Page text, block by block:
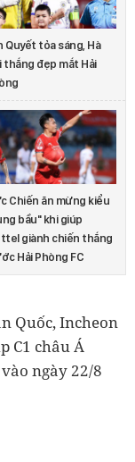
Quyết tỏa sáng, Hà
thắng đẹp mắt Hải
Chiến ăn mừng kiểu
bầu" khi giúp
giành chiến thắng
Hải Phòng FC
Quốc, Incheon
C1 châu Á
ngày 22/8